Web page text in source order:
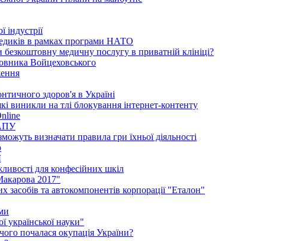
індустрії
в рамках програми НАТО
медичну послугу в приватній клініці?
Войцеховського
здоров'я в Україні
виникли на тлі блокування інтернет-контенту
визначати правила гри їхньої діяльності
для конфесійних шкіл
2017"
та автокомпонентів корпорації "Еталон"
української науки"
почалася окупація України?